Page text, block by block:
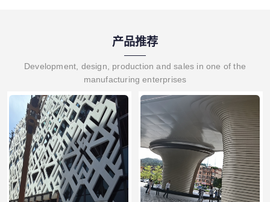
产品推荐
Development, design, production and sales in one of the
manufacturing enterprises